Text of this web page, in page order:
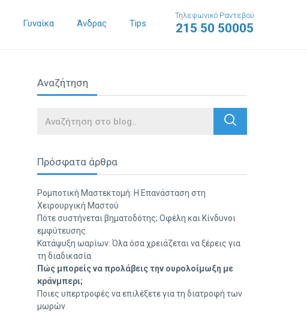
Γυναίκα Άνδρας Tips
Τηλεφωνικό Ραντεβού
215 50 50005
Αναζήτηση
Search
Πρόσφατα άρθρα
Ρομποτική Μαστεκτομή: Η Επανάσταση στη
Χειρουργική Μαστού
Πότε συστήνεται βηματοδότης; Οφέλη και Κίνδυνοι
εμφύτευσης.
Κατάψυξη ωαρίων: Όλα όσα χρειάζεται να ξέρεις για
τη διαδικασία
Πώς μπορείς να προλάβεις την ουρολοίμωξη με
κράνμπερι;
Ποιες υπερτροφές να επιλέξετε για τη διατροφή των
μωρών